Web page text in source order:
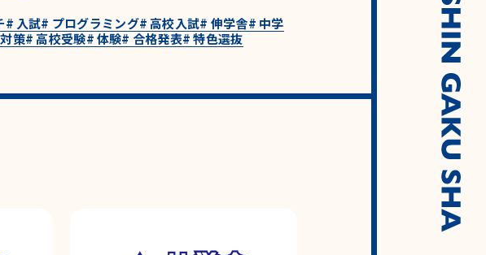
# 入試# プログラミング# 高校入試# 伸学舎# 中学
策# 高校受験#体験# 合格発表# 特色選抜